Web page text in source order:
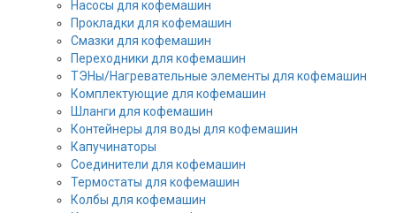
Насосы для кофемашин
Прокладки для кофемашин
Смазки для кофемашин
Переходники для кофемашин
ТЭНы/Нагревательные элементы для кофемашин
Комплектующие для кофемашин
Шланги для кофемашин
Контейнеры для воды для кофемашин
Капучинаторы
Соединители для кофемашин
Термостаты для кофемашин
Колбы для кофемашин